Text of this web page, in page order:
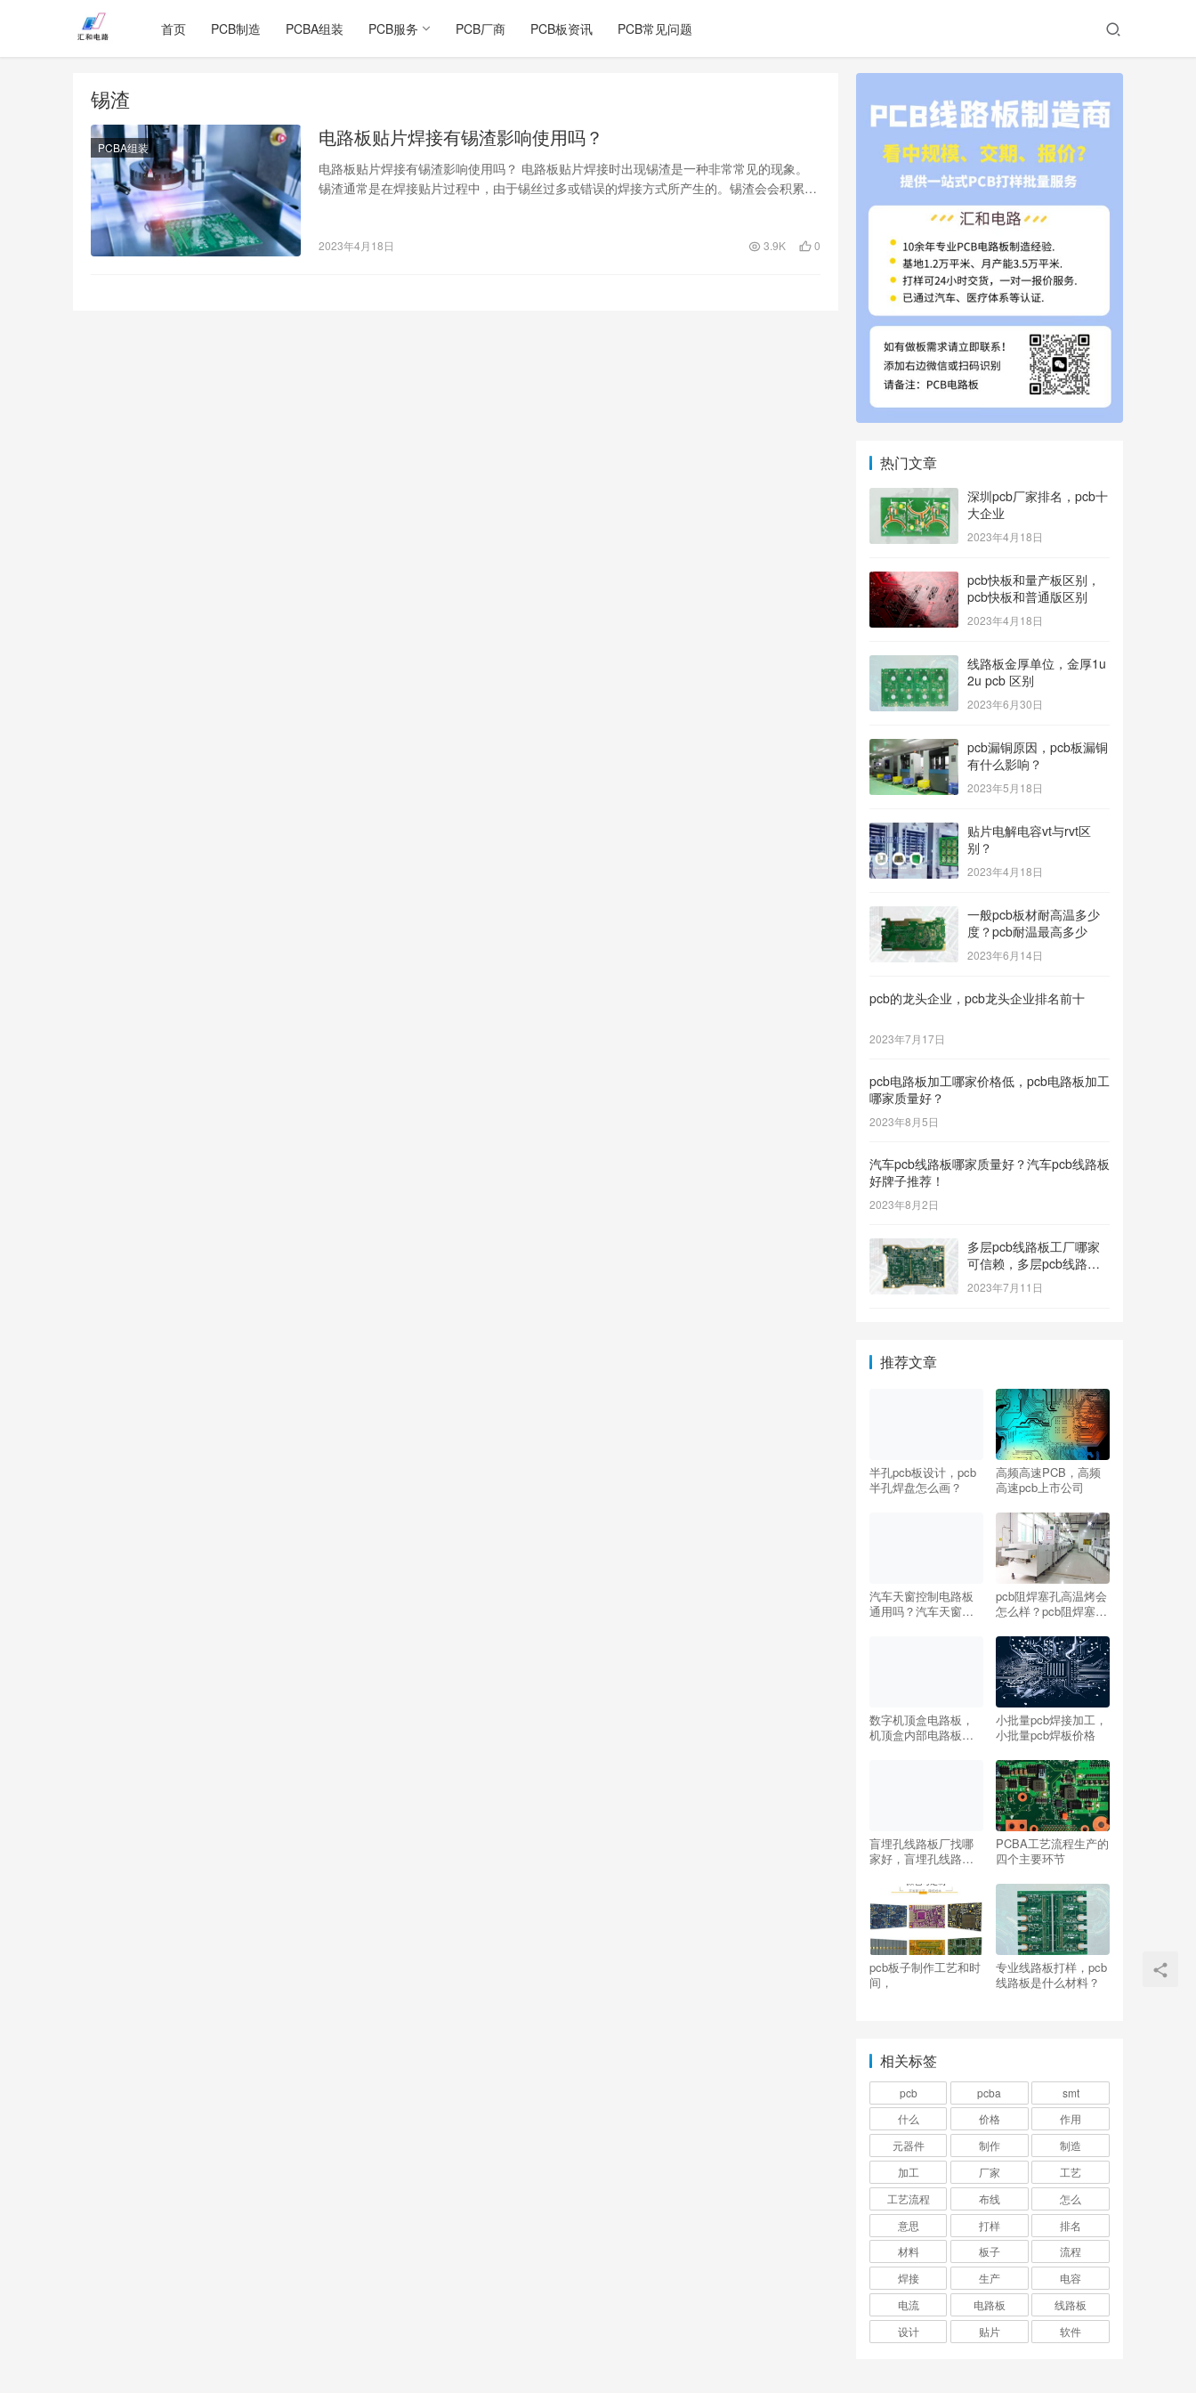
首页 PCB制造 PCBA组装 PCB服务 PCB厂商 PCB板资讯 PCB常见问题
锡渣
PCBA组装 电路板贴片焊接有锡渣影响使用吗？
电路板贴片焊接有锡渣影响使用吗？ 电路板贴片焊接时出现锡渣是一种非常常见的现象。
锡渣通常是在焊接贴片过程中，由于锡丝过多或错误的焊接方式所产生的。锡渣会会积累在
2023年4月18日 3.9K 0
热门文章
深圳pcb厂家排名，pcb十
大企业
2023年4月18日
pcb快板和量产板区别，
pcb快板和普通版区别
2023年4月18日
线路板金厚单位，金厚1u
2u pcb 区别
2023年6月30日
pcb漏铜原因，pcb板漏铜
有什么影响？
2023年5月18日
贴片电解电容vt与rvt区
别？
2023年4月18日
一般pcb板材耐高温多少
度？pcb耐温最高多少
2023年6月14日
pcb的龙头企业，pcb龙头企业排名前十
2023年7月17日
pcb电路板加工哪家价格低，pcb电路板加工
哪家质量好？
2023年8月5日
汽车pcb线路板哪家质量好？汽车pcb线路板
好牌子推荐！
2023年8月2日
多层pcb线路板工厂哪家
可信赖，多层pcb线路板
工厂哪个牌子质量好
2023年7月11日
推荐文章
半孔pcb板设计，pcb
半孔焊盘怎么画？
高频高速PCB，高频
高速pcb上市公司
汽车天窗控制电路板
通用吗？汽车天窗控
pcb阻焊塞孔高温烤会
怎么样？pcb阻焊塞孔
数字机顶盒电路板，
机顶盒内部电路板结
小批量pcb焊接加工，
小批量pcb焊板价格
盲埋孔线路板厂找哪
家好，盲埋孔线路板
PCBA工艺流程生产的
四个主要环节
pcb板子制作工艺和时
间，
专业线路板打样，pcb
线路板是什么材料？
相关标签
pcb pcba
smt
什么
价格
作用
元器件
制作
制造
加工
厂家
工艺
工艺流程
布线
怎么
意思
打样
排名
材料
板子
流程
焊接
生产
电容
电流
电路板
线路板
设计
贴片 软件